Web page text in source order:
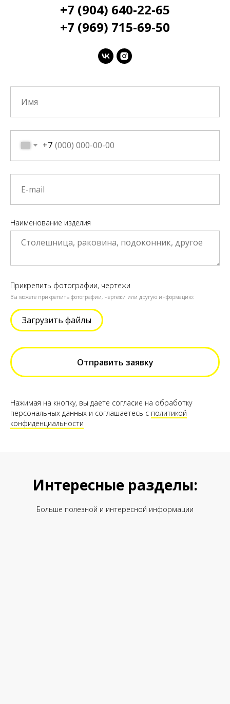
+7 (904) 640-22-65
+7 (969) 715-69-50
+7
Наименование изделия
Прикрепить фотографии, чертежи
Вы можете прикрепить фотографии, чертежи или другую информацию:
Загрузить файлы
Отправить заявку
Нажимая на кнопку, вы даете согласие на обработку
персональных данных и соглашаетесь c политикой
конфиденциальности
Интересные разделы:
Больше полезной и интересной информации